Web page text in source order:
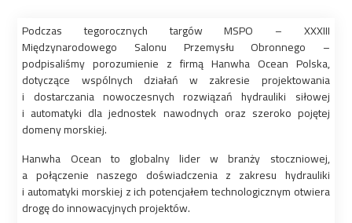
Podczas tegorocznych targów MSPO – XXXIII
Międzynarodowego Salonu Przemysłu Obronnego –
podpisaliśmy porozumienie z firmą Hanwha Ocean Polska,
dotyczące wspólnych działań w zakresie projektowania
i dostarczania nowoczesnych rozwiązań hydrauliki siłowej
i automatyki dla jednostek nawodnych oraz szeroko pojętej
domeny morskiej.
Hanwha Ocean to globalny lider w branży stoczniowej,
a połączenie naszego doświadczenia z zakresu hydrauliki
i automatyki morskiej z ich potencjałem technologicznym otwiera
drogę do innowacyjnych projektów.